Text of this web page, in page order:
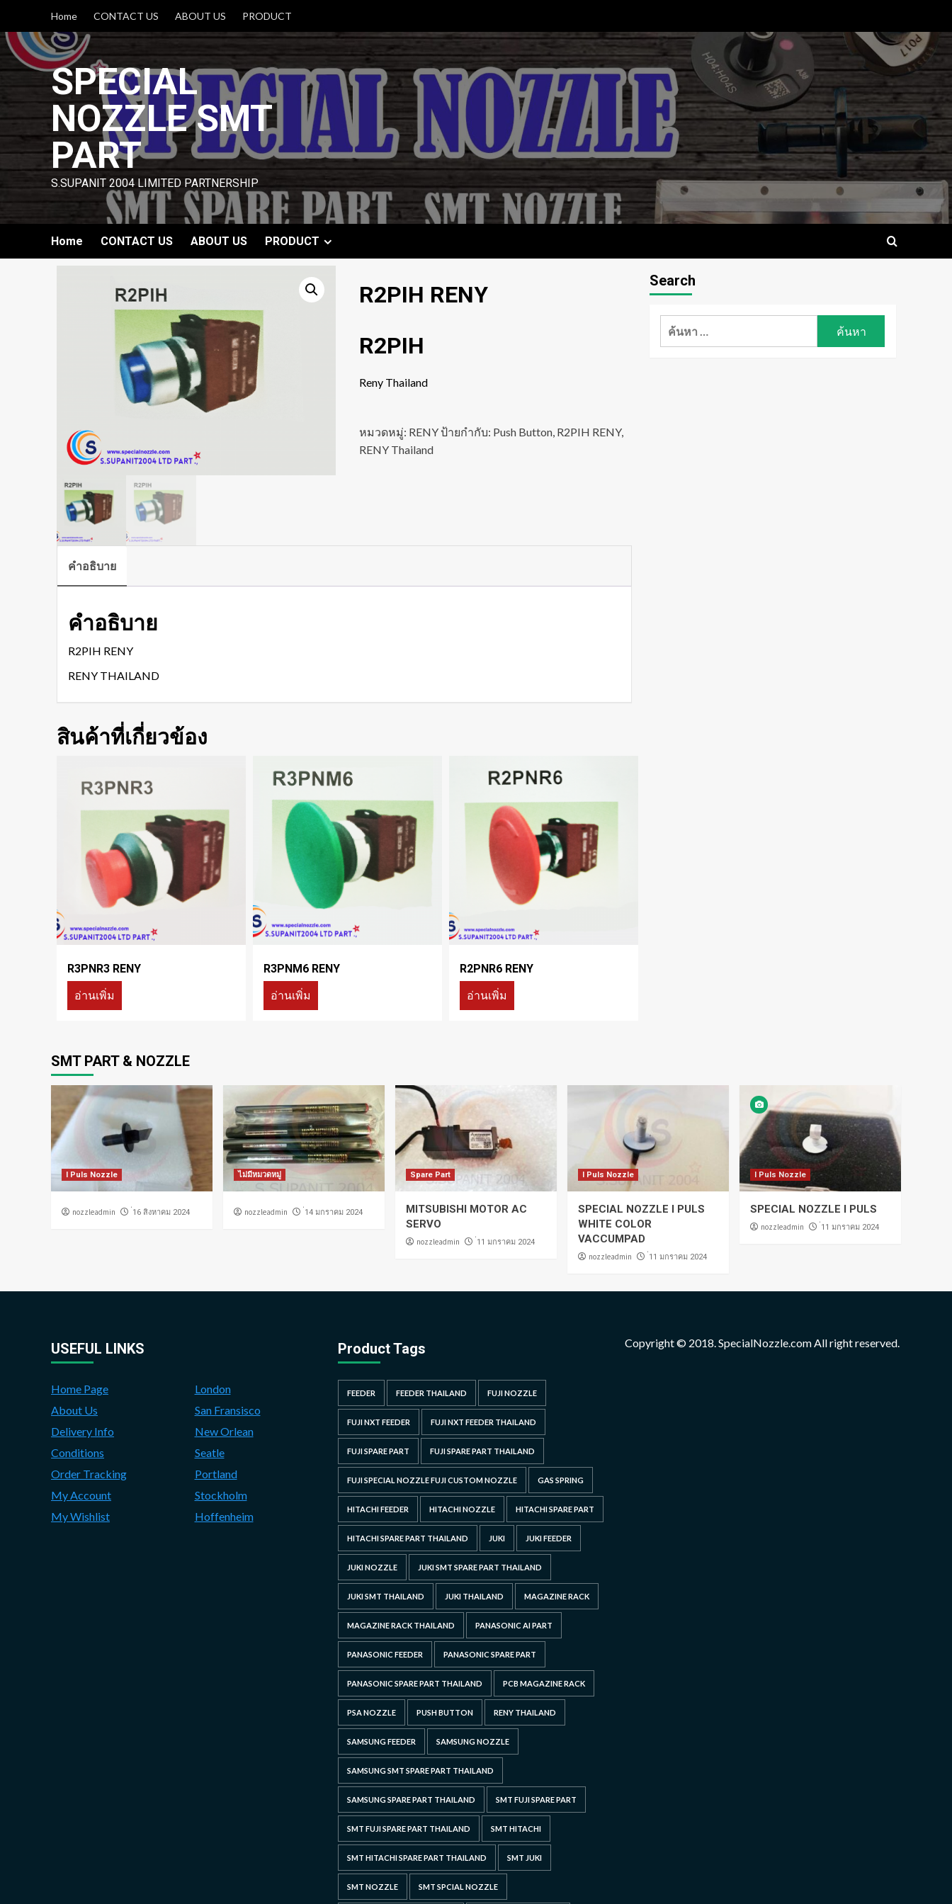
content
Home CONTACT US ABOUT US PRODUCT
SPECIAL
NOZZLE SMT
PART
S.SUPANIT 2004 LIMITED PARTNERSHIP
Home CONTACT US ABOUT US PRODUCT
R2PIH RENY
R2PIH
Reny Thailand
หมวดหมู่: RENYป้ายกำกับ: Push Button, R2PIH RENY,
RENY Thailand
คำอธิบาย
คำอธิบาย
R2PIH RENY
RENY THAILAND
สินค้าที่เกี่ยวข้อง
R3PNR3 RENY
อ่านเพิ่ม
R3PNM6 RENY
อ่านเพิ่ม
R2PNR6 RENY
อ่านเพิ่ม
Search
ค้นหา
SMT PART & NOZZLE
I Puls Nozzle
nozzleadmin ่16 สิงหาคม 2024
ไม่มีหมวดหมู่
nozzleadmin ่14 มกราคม 2024
Spare Part
MITSUBISHI MOTOR AC
SERVO
nozzleadmin ่11 มกราคม 2024
I Puls Nozzle
SPECIAL NOZZLE I PULS
WHITE COLOR
VACCUMPAD
nozzleadmin ่11 มกราคม 2024
I Puls Nozzle
SPECIAL NOZZLE I PULS
nozzleadmin ่11 มกราคม 2024
USEFUL LINKS
Home Page
About Us
Delivery Info
Conditions
Order Tracking
My Account
My Wishlist
London
San Fransisco
New Orlean
Seatle
Portland
Stockholm
Hoffenheim
Product Tags
FEEDER FEEDER THAILAND FUJI NOZZLE
FUJI NXT FEEDER FUJI NXT FEEDER THAILAND
FUJI SPARE PART FUJI SPARE PART THAILAND
FUJI SPECIAL NOZZLE FUJI CUSTOM NOZZLE GAS SPRING
HITACHI FEEDER HITACHI NOZZLE HITACHI SPARE PART
HITACHI SPARE PART THAILAND JUKI JUKI FEEDER
JUKI NOZZLE JUKI SMT SPARE PART THAILAND
JUKI SMT THAILAND JUKI THAILAND MAGAZINE RACK
MAGAZINE RACK THAILAND PANASONIC AI PART
PANASONIC FEEDER PANASONIC SPARE PART
PANASONIC SPARE PART THAILAND PCB MAGAZINE RACK
PSA NOZZLE PUSH BUTTON RENY THAILAND
SAMSUNG FEEDER SAMSUNG NOZZLE
SAMSUNG SMT SPARE PART THAILAND
SAMSUNG SPARE PART THAILAND SMT FUJI SPARE PART
SMT FUJI SPARE PART THAILAND SMT HITACHI
SMT HITACHI SPARE PART THAILAND SMT JUKI
SMT NOZZLE SMT SPCIAL NOZZLE
Copyright © 2018. SpecialNozzle.com All right reserved.